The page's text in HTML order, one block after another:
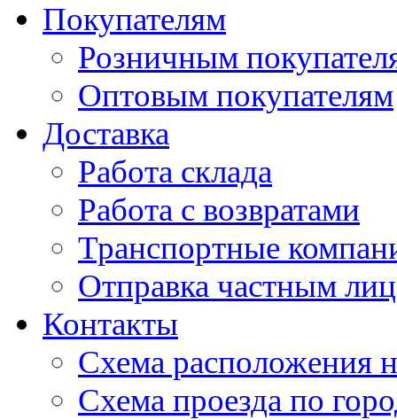
Покупателям
Розничным
Оптовым покупателям
Доставка
Работа склада
Работа с возвратами
Транспортные
Отправка частным
Контакты
Схема расположения
Схема проезда по